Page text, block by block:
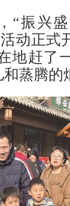
“振兴
动正式
地赶了
蒸腾的